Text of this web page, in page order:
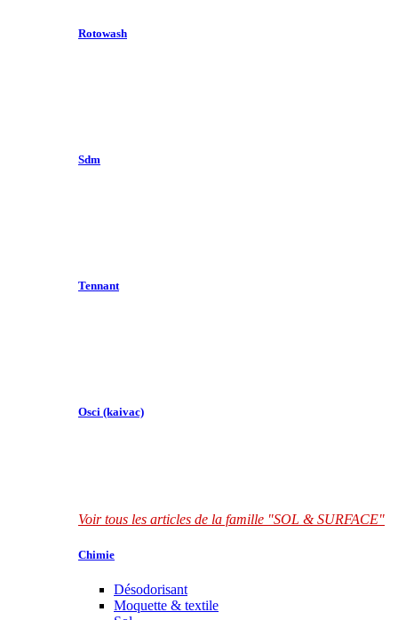
Rotowash
Sdm
Tennant
Osci (kaivac)
Voir tous les articles de la famille "SOL & SURFACE"
Chimie
Désodorisant
Moquette & textile